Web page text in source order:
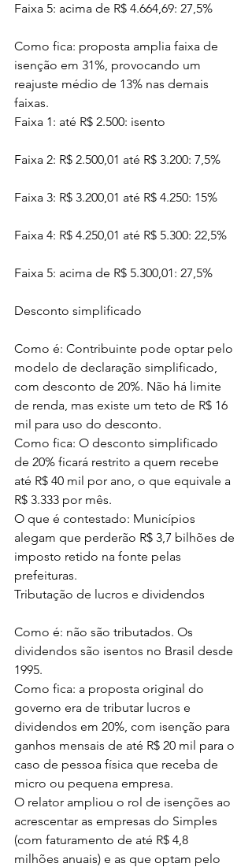
Faixa 5: acima de R$ 4.664,69: 27,5%
Como fica: proposta amplia faixa de
isenção em 31%, provocando um
reajuste médio de 13% nas demais
faixas.
Faixa 1: até R$ 2.500: isento
Faixa 2: R$ 2.500,01 até R$ 3.200: 7,5%
Faixa 3: R$ 3.200,01 até R$ 4.250: 15%
Faixa 4: R$ 4.250,01 até R$ 5.300: 22,5%
Faixa 5: acima de R$ 5.300,01: 27,5%
Desconto simplificado
Como é: Contribuinte pode optar pelo
modelo de declaração simplificado,
com desconto de 20%. Não há limite
de renda, mas existe um teto de R$ 16
mil para uso do desconto.
Como fica: O desconto simplificado
de 20% ficará restrito a quem recebe
até R$ 40 mil por ano, o que equivale a
R$ 3.333 por mês.
O que é contestado: Municípios
alegam que perderão R$ 3,7 bilhões de
imposto retido na fonte pelas
prefeituras.
Tributação de lucros e dividendos
Como é: não são tributados. Os
dividendos são isentos no Brasil desde
1995.
Como fica: a proposta original do
governo era de tributar lucros e
dividendos em 20%, com isenção para
ganhos mensais de até R$ 20 mil para o
caso de pessoa física que receba de
micro ou pequena empresa.
O relator ampliou o rol de isenções ao
acrescentar as empresas do Simples
(com faturamento de até R$ 4,8
milhões anuais) e as que optam pelo